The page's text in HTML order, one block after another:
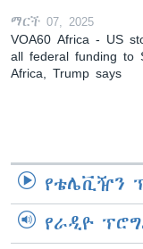
ማርች 07, 2025
VOA60 Africa - US
all federal funding to
Africa, Trump says
የቴሌቪዥን
የራዲዮ